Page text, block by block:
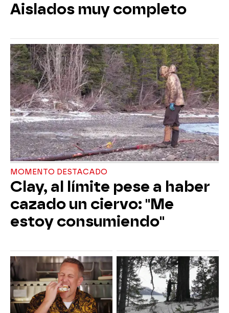
Aislados muy completo
MOMENTO DESTACADO
Clay, al límite pese a haber
cazado un ciervo: "Me
estoy consumiendo"